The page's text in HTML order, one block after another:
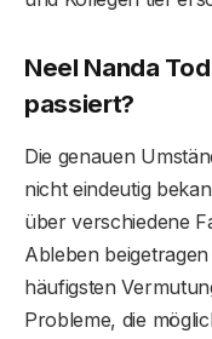
Neel Nanda
passiert?
Die genauen
nicht eindeutig
über verschiedene
Ableben
häufigsten
Probleme, die